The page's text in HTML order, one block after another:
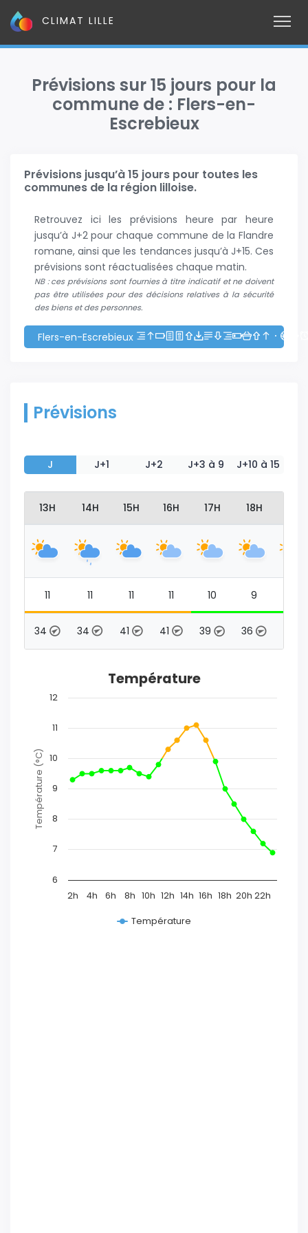
CLIMAT LILLE
Prévisions sur 15 jours pour la
commune de : Flers-en-
Escrebieux
Prévisions jusqu’à 15 jours pour toutes les
communes de la région lilloise.
Retrouvez ici les prévisions heure par heure
jusqu’à J+2 pour chaque commune de la Flandre
romane, ainsi que les tendances jusqu’à J+15. Ces
prévisions sont réactualisées chaque matin.
NB : ces prévisions sont fournies à titre indicatif et ne doivent
pas être utilisées pour des décisions relatives à la sécurité
des biens et des personnes.
Flers-en-Escrebieux
Prévisions
J J+1 J+2 J+3 à 9 J+10 à 15
13H 14H 15H 16H 17H 18H
11 11 11 11 10 9
34 34 41 41 39 36
Température (°C)
Température
2h 4h 6h 8h 10h 12h 14h 16h 18h 20h 22h
6
7
8
9
10
11
12
Température